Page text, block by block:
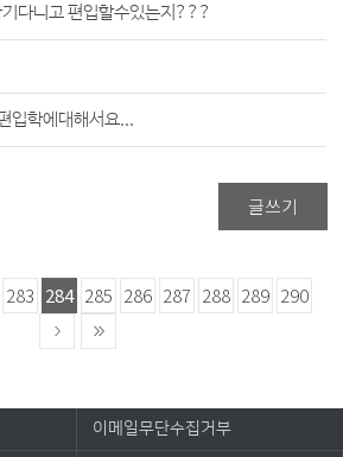
다니고 편입할수있는지???
입학에대해서요...
글쓰기
283 284 285 286 287 288 289 290
이메일무단수집거부